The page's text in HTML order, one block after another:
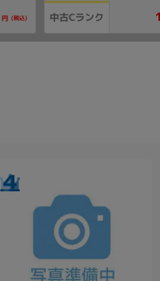
円 (税込) 中古Cランク